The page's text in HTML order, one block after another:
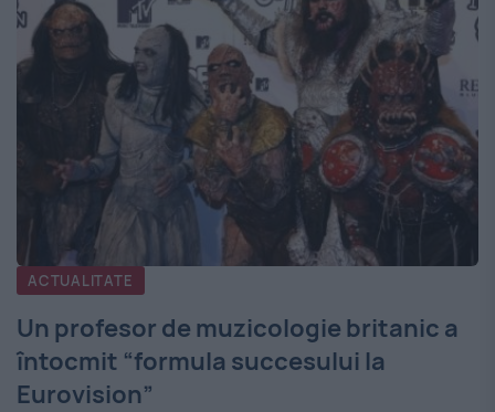
ACTUALITATE
Un profesor de muzicologie britanic a
întocmit “formula succesului la
Eurovision”